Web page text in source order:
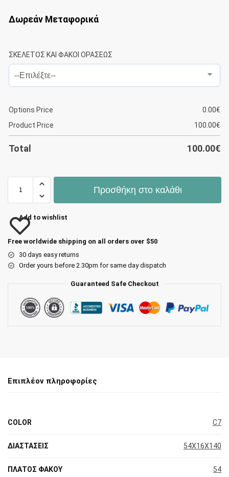
Δωρεάν Μεταφορικά
ΣΚΕΛΕΤΟΣ ΚΑΙ ΦΑΚΟΙ ΟΡΑΣΕΩΣ
Options Price 0.00€
Product Price
100.00€
Total 100.00€
Προσθήκη στο καλάθι
Add to wishlist
Free worldwide shipping on all orders over $50
30 days easy returns
Order yours before 2.30pm for same day dispatch
Guaranteed Safe Checkout
Επιπλέον πληροφορίες
COLOR C7
ΔΙΑΣΤΑΣΕΙΣ 54X16X140
ΠΛΑΤΟΣ ΦΑΚΟΥ 54